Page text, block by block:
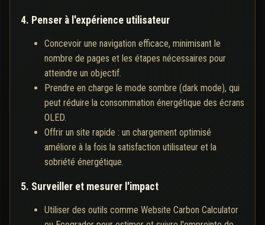
4. Penser à l'expérience utilisateur
Concevoir une navigation efficace, minimisant le
nombre de pages et les étapes nécessaires pour
atteindre un objectif.
Prendre en charge le mode sombre (dark mode), qui
peut réduire la consommation énergétique des écrans
OLED.
Offrir un site rapide : un chargement optimisé
améliore à la fois la satisfaction utilisateur et la
sobriété énergétique.
5. Surveiller et mesurer l'impact
Utiliser des outils comme Website Carbon Calculator